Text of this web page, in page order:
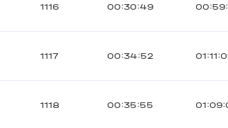
1116 00:30:49
1117 00:34:52
1118 00:35:55